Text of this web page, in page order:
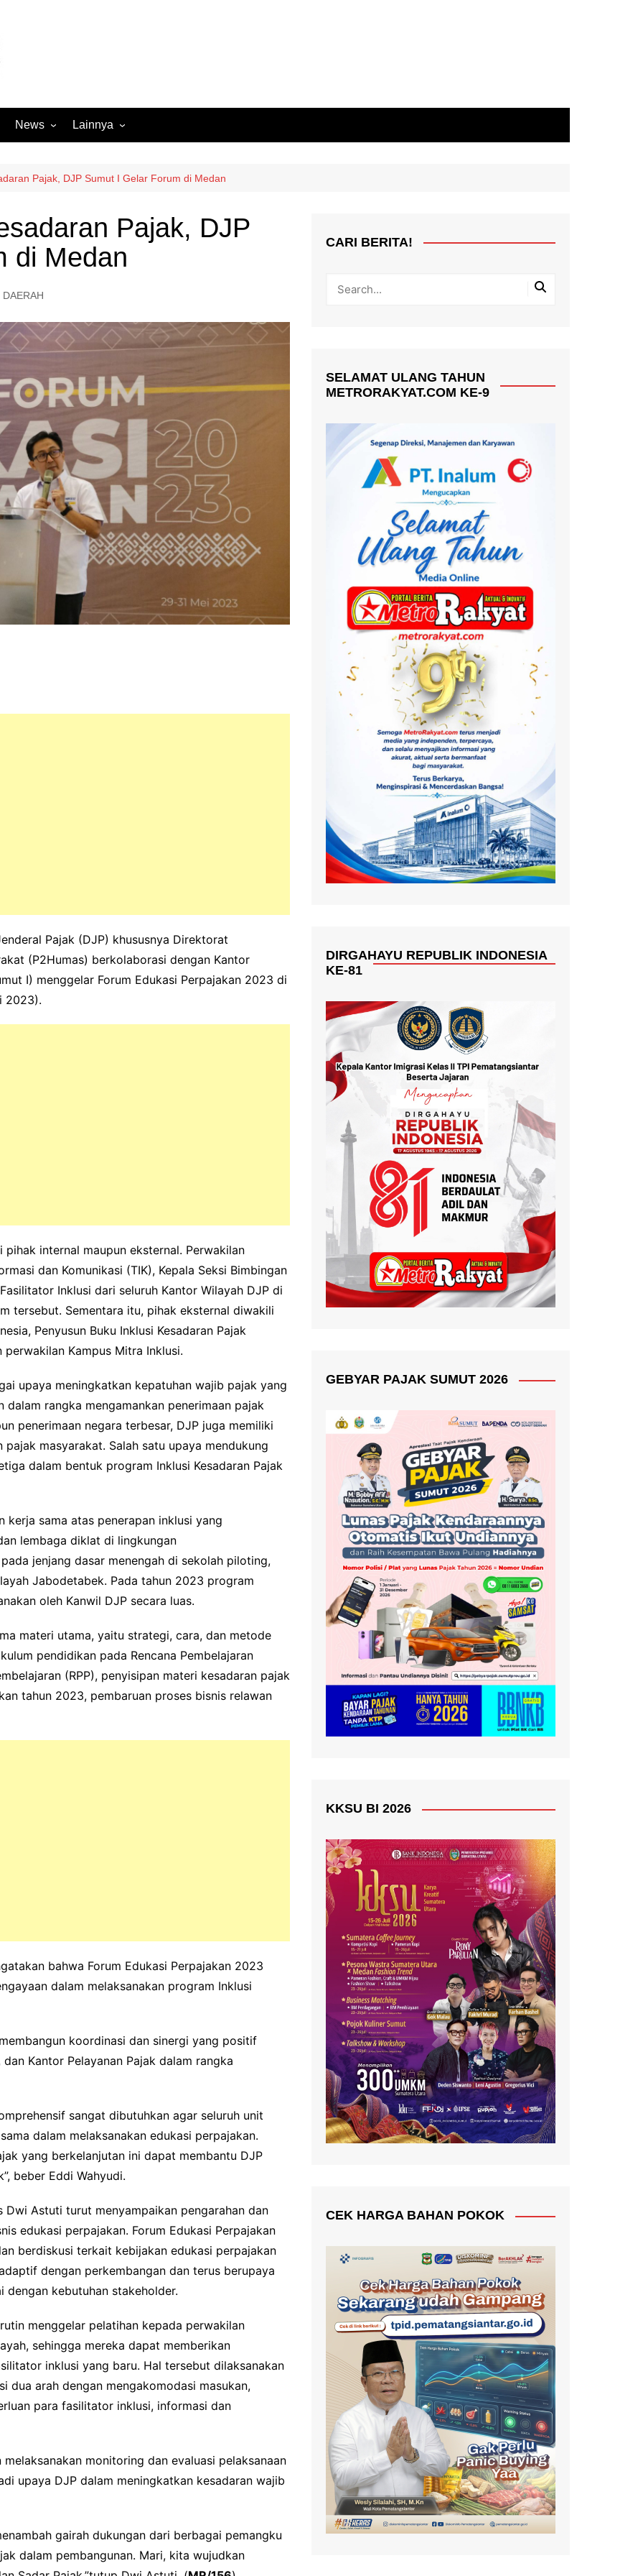
News
Internasional
Lintas Koramil – MS
Megapolitan
Ormas
Peristiwa
Polisi Kita
Samosir
Lainnya
Ekbis
Opini
Pendidikan
Wisata
Pajak, DJP Sumut I Gelar Forum di Medan
Pajak, DJP
di Medan
DAERAH
Pajak (DJP) khususnya Direktorat
(P2Humas) berkolaborasi dengan Kantor
I) menggelar Forum Edukasi Perpajakan 2023 di
2023).
internal maupun eksternal. Perwakilan
dan Komunikasi (TIK), Kepala Seksi Bimbingan
Inklusi dari seluruh Kantor Wilayah DJP di
tersebut. Sementara itu, pihak eksternal diwakili
Penyusun Buku Inklusi Kesadaran Pajak
Kampus Mitra Inklusi.
upaya meningkatkan kepatuhan wajib pajak yang
rangka mengamankan penerimaan pajak
penerimaan negara terbesar, DJP juga memiliki
masyarakat. Salah satu upaya mendukung
dalam bentuk program Inklusi Kesadaran Pajak
kerja sama atas penerapan inklusi yang
lembaga diklat di lingkungan
jenjang dasar menengah di sekolah piloting,
Jabodetabek. Pada tahun 2023 program
oleh Kanwil DJP secara luas.
materi utama, yaitu strategi, cara, dan metode
pendidikan pada Rencana Pembelajaran
(RPP), penyisipan materi kesadaran pajak
tahun 2023, pembaruan proses bisnis relawan
bahwa Forum Edukasi Perpajakan 2023
dalam melaksanakan program Inklusi
koordinasi dan sinergi yang positif
Kantor Pelayanan Pajak dalam rangka
sangat dibutuhkan agar seluruh unit
dalam melaksanakan edukasi perpajakan.
yang berkelanjutan ini dapat membantu DJP
beber Eddi Wahyudi.
Astuti turut menyampaikan pengarahan dan
edukasi perpajakan. Forum Edukasi Perpajakan
berdiskusi terkait kebijakan edukasi perpajakan
dengan perkembangan dan terus berupaya
dengan kebutuhan stakeholder.
menggelar pelatihan kepada perwakilan
sehingga mereka dapat memberikan
inklusi yang baru. Hal tersebut dilaksanakan
dua arah dengan mengakomodasi masukan,
para fasilitator inklusi, informasi dan
monitoring dan evaluasi pelaksanaan
upaya DJP dalam meningkatkan kesadaran wajib
gairah dukungan dari berbagai pemangku
dalam pembangunan. Mari, kita wujudkan
CARI BERITA!
SELAMAT ULANG TAHUN
METRORAKYAT.COM KE-9
DIRGAHAYU REPUBLIK INDONESIA
KE-81
GEBYAR PAJAK SUMUT 2026
KKSU BI 2026
CEK HARGA BAHAN POKOK